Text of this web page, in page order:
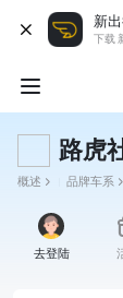
新
下载
路虎
概述 品牌车系
去登陆